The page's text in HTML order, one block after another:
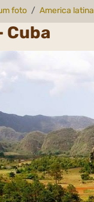
foto America latina
Cuba